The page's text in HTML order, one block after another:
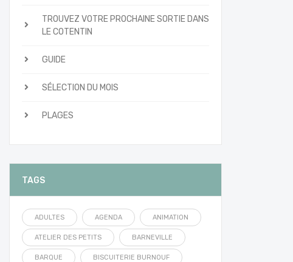
TROUVEZ VOTRE PROCHAINE SORTIE DANS
LE COTENTIN
GUIDE
SÉLECTION DU MOIS
PLAGES
TAGS
ADULTES AGENDA ANIMATION
ATELIER DES PETITS BARNEVILLE
BARQUE BISCUITERIE BURNOUF